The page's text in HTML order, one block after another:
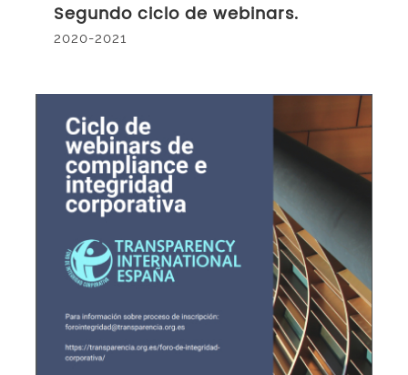
Segundo ciclo de webinars.
2020-2021